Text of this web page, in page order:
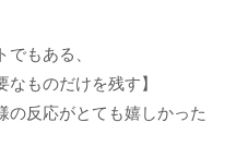
でもある、
なものだけを残す】
の反応がとても嬉しかった